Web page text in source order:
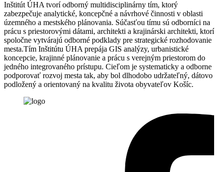
Inštitút ÚHA tvorí odborný multidisciplinárny tím, ktorý
zabezpečuje analytické, koncepčné a návrhové činnosti v oblasti
územného a mestského plánovania. Súčasťou tímu sú odborníci na
prácu s priestorovými dátami, architekti a krajinárski architekti, ktorí
spoločne vytvárajú odborné podklady pre strategické rozhodovanie
mesta.Tím Inštitútu ÚHA prepája GIS analýzy, urbanistické
koncepcie, krajinné plánovanie a prácu s verejným priestorom do
jedného integrovaného prístupu. Cieľom je systematicky a odborne
podporovať rozvoj mesta tak, aby bol dlhodobo udržateľný, dátovo
podložený a orientovaný na kvalitu života obyvateľov Košíc.